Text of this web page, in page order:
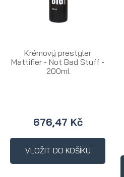
Krémový prestyler
Mattifier - Not Bad Stuff -
200ml
676,47 Kč
VLOŽIT DO KOŠÍKU